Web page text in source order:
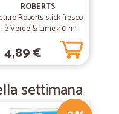
ROBERTS
Roberts stick fresco
Tè Verde & Lime 40 ml
4,89 €
settimana